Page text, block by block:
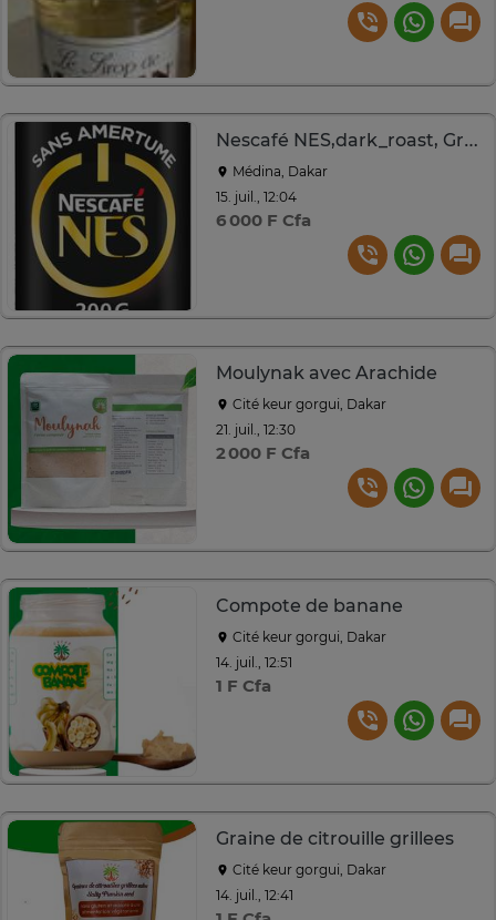
Nescafé NES,dark_roast, Grain entier, Café Soluble,
Médina, Dakar
15. juil., 12:04
6 000 F Cfa
Moulynak avec Arachide
Cité keur gorgui, Dakar
21. juil., 12:30
2 000 F Cfa
Compote de banane
Cité keur gorgui, Dakar
14. juil., 12:51
1 F Cfa
Graine de citrouille grillees
Cité keur gorgui, Dakar
14. juil., 12:41